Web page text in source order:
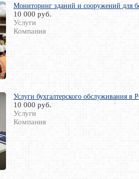
Мониторинг зданий и сооружений для
10 000 руб.
Услуги
Компания
Услуги бухгалтерского обслуживания в
10 000 руб.
Услуги
Компания